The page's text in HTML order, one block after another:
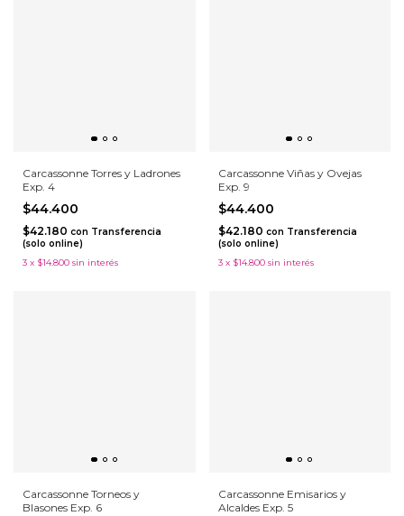
Carcassonne Torres y Ladrones
Exp. 4
$44.400
$42.180 con Transferencia
(solo online)
3 x $14.800 sin interés
Carcassonne Viñas y Ovejas
Exp. 9
$44.400
$42.180 con Transferencia
(solo online)
3 x $14.800 sin interés
Carcassonne Torneos y
Blasones Exp. 6
Carcassonne Emisarios y
Alcaldes Exp. 5